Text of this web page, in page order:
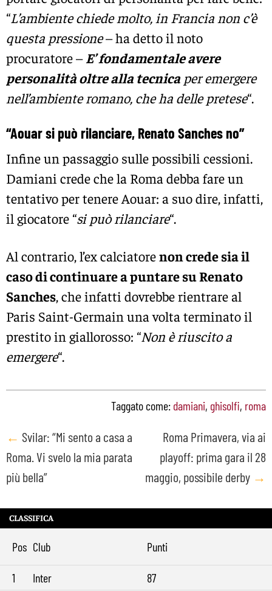
“L’ambiente chiede molto, in Francia non c’è
questa pressione– ha detto il noto
procuratore –E’ fondamentale avere
personalità oltre alla tecnica per emergere
nell’ambiente romano, che ha delle pretese“.
“Aouar si può rilanciare, Renato Sanches no”
Infine un passaggio sulle possibili cessioni.
Damiani crede che la Roma debba fare un
tentativo per tenere Aouar: a suo dire, infatti,
il giocatore “si può rilanciare“.
Al contrario, l’ex calciatorenon crede sia il
caso di continuare a puntare su Renato
Sanches, che infatti dovrebbe rientrare al
Paris Saint-Germain una volta terminato il
prestito in giallorosso: “Non è riuscito a
emergere“.
Taggato come: damiani, ghisolfi, roma
Post
navigation
← Svilar: “Mi sento a casa a
Roma. Vi svelo la mia parata
più bella”
Roma Primavera, via ai
playoff: prima gara il 28
maggio, possibile derby →
CLASSIFICA
Pos Club Punti
1 Inter
87